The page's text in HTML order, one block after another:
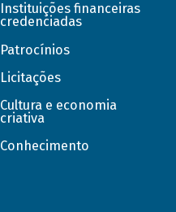
Instituições financeiras
credenciadas
Patrocínios
Licitações
Cultura e economia
criativa
Conhecimento